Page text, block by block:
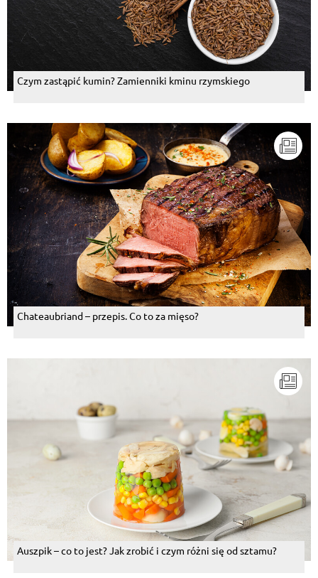
Czym zastąpić kumin? Zamienniki kminu rzymskiego
Chateaubriand – przepis. Co to za mięso?
Auszpik – co to jest? Jak zrobić i czym różni się od sztamu?